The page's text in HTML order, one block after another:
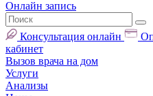
Онлайн запись
Консультация онлайн
кабинет
Вызов врача на дом
Услуги
Анализы